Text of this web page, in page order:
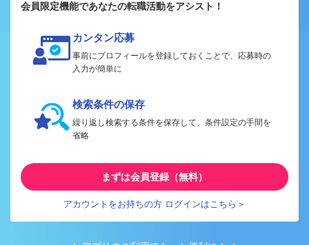
会員限定機能であなたの転職活動をアシスト！
カンタン応募
事前にプロフィールを登録しておくことで、応募時の
入力が簡単に
検索条件の保存
繰り返し検索する条件を保存して、条件設定の手間を
省略
まずは会員登録（無料）
アカウントをお持ちの方 ログインはこちら＞